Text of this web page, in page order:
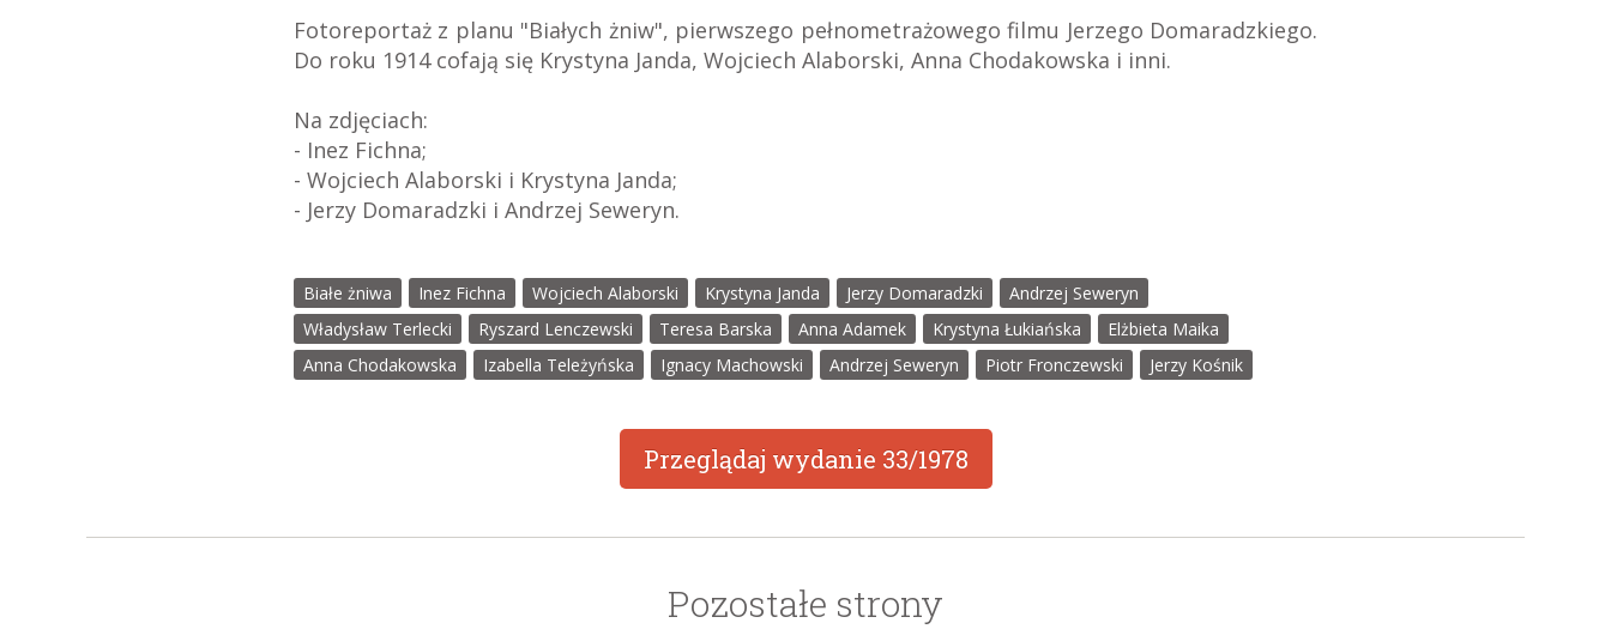
Fotoreportaż z planu "Białych żniw", pierwszego pełnometrażowego filmu Jerzego Domaradzkiego.
Do roku 1914 cofają się Krystyna Janda, Wojciech Alaborski, Anna Chodakowska i inni.
Na zdjęciach:
- Inez Fichna;
- Wojciech Alaborski i Krystyna Janda;
- Jerzy Domaradzki i Andrzej Seweryn.
Białe żniwa Inez Fichna Wojciech Alaborski Krystyna Janda Jerzy Domaradzki
Andrzej Seweryn
Władysław Terlecki
Ryszard Lenczewski Teresa Barska Anna Adamek Krystyna Łukiańska
Elżbieta Maika
Anna Chodakowska
Izabella Teleżyńska Ignacy Machowski Andrzej Seweryn Piotr Fronczewski Jerzy Kośnik
Przeglądaj wydanie 33/1978
Pozostałe strony